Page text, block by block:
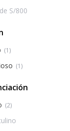
S/800
(1)
(1)
(2)